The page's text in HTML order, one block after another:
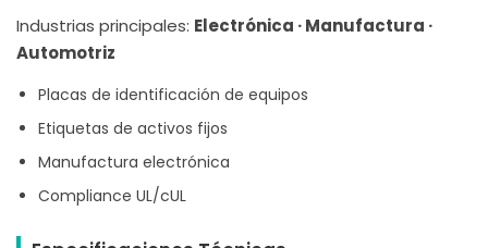
Industrias principales: Electrónica · Manufactura ·
Automotriz
Placas de identificación de equipos
Etiquetas de activos fijos
Manufactura electrónica
Compliance UL/cUL